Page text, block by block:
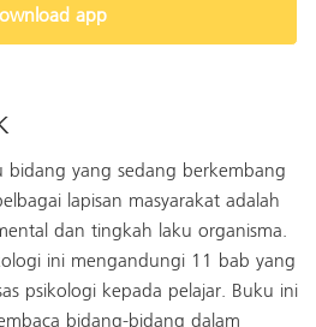
app
bidang yang sedang berkembang
lapisan masyarakat adalah
dan tingkah laku organisma.
ini mengandungi 11 bab yang
psikologi kepada pelajar. Buku ini